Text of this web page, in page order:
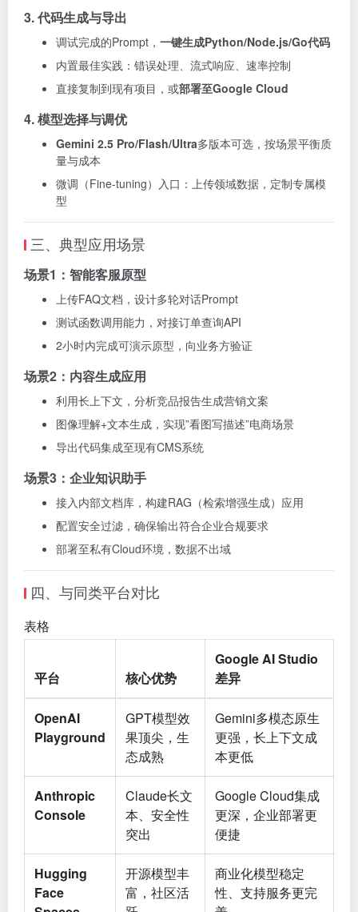
3. 代码生成与导出
调试完成的Prompt， 一键生成Python/Node.js/Go代码
内置最佳实践：错误处理、流式响应、速率控制
直接复制到现有项目，或部署至Google Cloud
4. 模型选择与调优
Gemini 2.5 Pro/Flash/Ultra多版本可选，按场景平衡质
量与成本
微调（Fine-tuning）入口：上传领域数据，定制专属模
型
三、典型应用场景
场景1：智能客服原型
上传FAQ文档，设计多轮对话Prompt
测试函数调用能力，对接订单查询API
2小时内完成可演示原型，向业务方验证
场景2：内容生成应用
利用长上下文，分析竞品报告生成营销文案
图像理解+文本生成，实现”看图写描述”电商场景
导出代码集成至现有CMS系统
场景3：企业知识助手
接入内部文档库，构建RAG（检索增强生成）应用
配置安全过滤，确保输出符合企业合规要求
部署至私有Cloud环境，数据不出域
四、与同类平台对比
表格
平台 核心优势
Google AI Studio
差异
OpenAI
Playground
GPT模型效
果顶尖，生
态成熟
Gemini多模态原生
更强，长上下文成
本更低
Anthropic
Console
Claude长文
本、安全性
突出
Google Cloud集成
更深，企业部署更
便捷
Hugging
Face
开源模型丰
富，社区活
商业化模型稳定
性、支持服务更完